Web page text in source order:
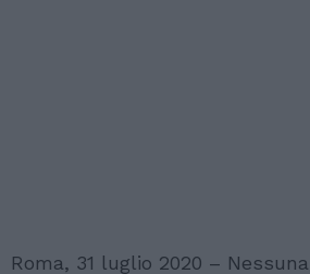
Roma, 31 luglio 2020 –